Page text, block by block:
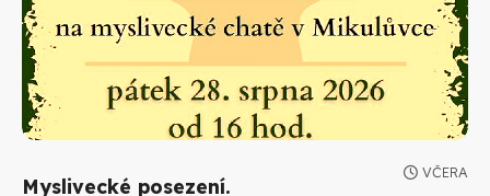
VČERA
Myslivecké posezení.